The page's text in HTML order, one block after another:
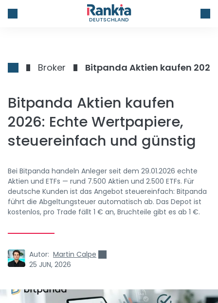
DEUTSCHLAND
Broker
Bitpanda Aktien kaufen
2026: Echte Wertpapiere,
steuereinfach und günstig
Bei Bitpanda handeln Anleger seit dem 29.01.2026 echte
Aktien und ETFs — rund 7.500 Aktien und 2.500 ETFs. Für
deutsche Kunden ist das Angebot steuereinfach: Bitpanda
führt die Abgeltungsteuer automatisch ab. Das Depot ist
kostenlos, pro Trade fällt 1 € an, Bruchteile gibt es ab 1 €.
Autor: Martin Calpe
25 JUN, 2026